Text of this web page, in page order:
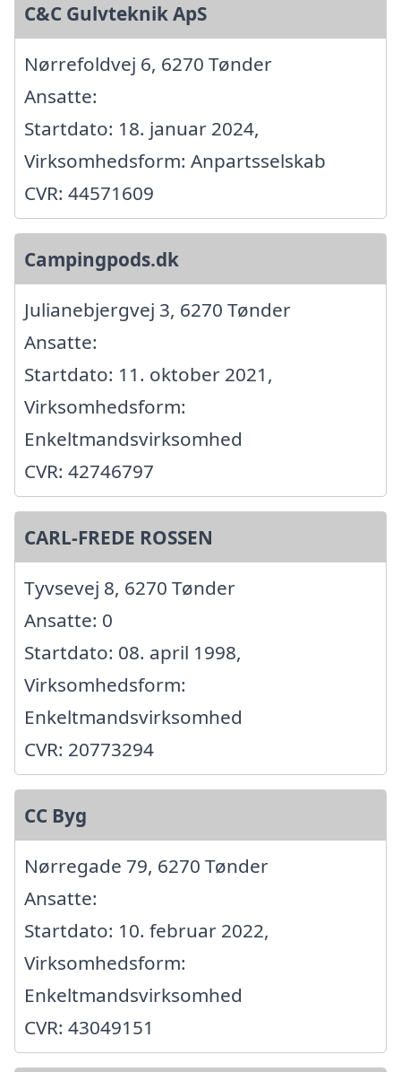
C&C Gulvteknik ApS
Nørrefoldvej 6, 6270 Tønder
Ansatte:
Startdato: 18. januar 2024,
Virksomhedsform: Anpartsselskab
CVR: 44571609
Campingpods.dk
Julianebjergvej 3, 6270 Tønder
Ansatte:
Startdato: 11. oktober 2021,
Virksomhedsform:
Enkeltmandsvirksomhed
CVR: 42746797
CARL-FREDE ROSSEN
Tyvsevej 8, 6270 Tønder
Ansatte: 0
Startdato: 08. april 1998,
Virksomhedsform:
Enkeltmandsvirksomhed
CVR: 20773294
CC Byg
Nørregade 79, 6270 Tønder
Ansatte:
Startdato: 10. februar 2022,
Virksomhedsform:
Enkeltmandsvirksomhed
CVR: 43049151